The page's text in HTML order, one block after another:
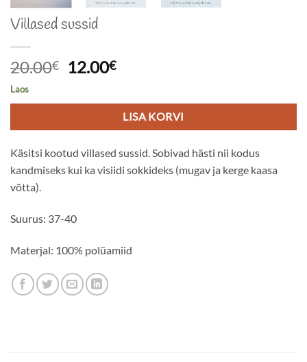
Villased sussid
20.00€
Algne
oli:
12.00€Praegune
on:
12.00€.
Laos
LISA KORVI
Käsitsi kootud villased sussid. Sobivad hästi nii kodus
kandmiseks kui ka visiidi sokkideks (mugav ja kerge kaasa
võtta).
Suurus: 37-40
Materjal: 100% polüamiid